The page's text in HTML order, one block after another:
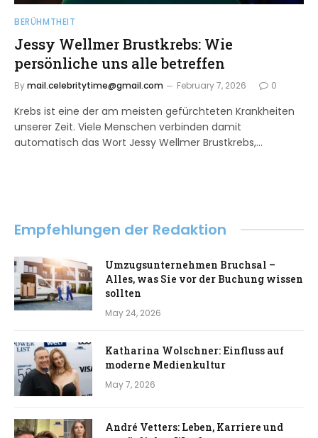
BERÜHMTHEIT
Jessy Wellmer Brustkrebs: Wie
persönliche uns alle betreffen
Bymail.celebritytime@gmail.com February 7, 2026 0
Krebs ist eine der am meisten gefürchteten Krankheiten
unserer Zeit. Viele Menschen verbinden damit
automatisch das Wort Jessy Wellmer Brustkrebs,…
Empfehlungen der Redaktion
Umzugsunternehmen Bruchsal –
Alles, was Sie vor der Buchung wissen
sollten
May 24, 2026
Katharina Wolschner: Einfluss auf
moderne Medienkultur
May 7, 2026
André Vetters: Leben, Karriere und